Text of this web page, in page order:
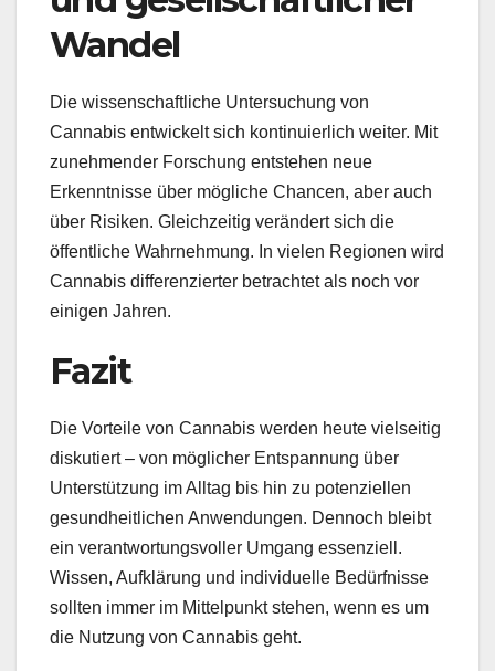
Wandel
Die wissenschaftliche Untersuchung von
Cannabis entwickelt sich kontinuierlich weiter. Mit
zunehmender Forschung entstehen neue
Erkenntnisse über mögliche Chancen, aber auch
über Risiken. Gleichzeitig verändert sich die
öffentliche Wahrnehmung. In vielen Regionen wird
Cannabis differenzierter betrachtet als noch vor
einigen Jahren.
Fazit
Die Vorteile von Cannabis werden heute vielseitig
diskutiert – von möglicher Entspannung über
Unterstützung im Alltag bis hin zu potenziellen
gesundheitlichen Anwendungen. Dennoch bleibt
ein verantwortungsvoller Umgang essenziell.
Wissen, Aufklärung und individuelle Bedürfnisse
sollten immer im Mittelpunkt stehen, wenn es um
die Nutzung von Cannabis geht.